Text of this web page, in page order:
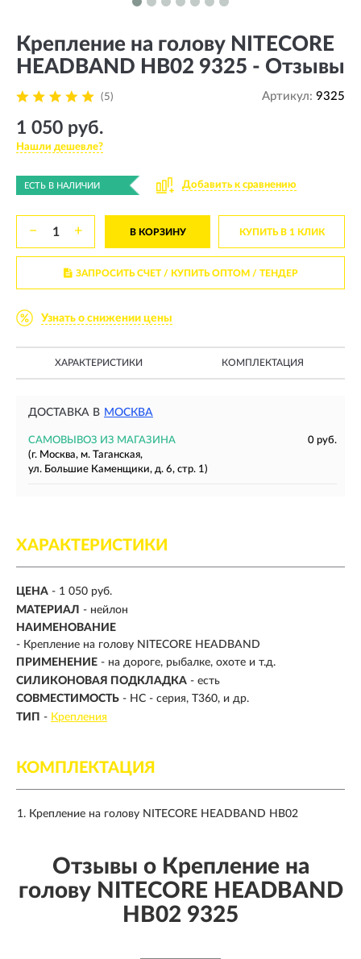
Крепление на голову NITECORE
HEADBAND HB02 9325 - Отзывы
(5) Артикул: 9325
1 050 руб.
Нашли дешевле?
ЕСТЬ В НАЛИЧИИ Добавить к сравнению
− + В КОРЗИНУ КУПИТЬ В 1 КЛИК
ЗАПРОСИТЬ СЧЕТ / КУПИТЬ ОПТОМ/ ТЕНДЕР
Узнать о снижении цены
ХАРАКТЕРИСТИКИ КОМПЛЕКТАЦИЯ
ДОСТАВКА В МОСКВА
САМОВЫВОЗ ИЗ МАГАЗИНА
0 руб.
(г. Москва, м. Таганская,
ул. Большие Каменщики, д. 6, стр. 1)
ХАРАКТЕРИСТИКИ
ЦЕНА - 1 050 руб.
МАТЕРИАЛ - нейлон
НАИМЕНОВАНИЕ
- Крепление на голову NITECORE HEADBAND
ПРИМЕНЕНИЕ - на дороге, рыбалке, охоте и т.д.
СИЛИКОНОВАЯ ПОДКЛАДКА - есть
СОВМЕСТИМОСТЬ - HC - серия, T360, и др.
ТИП - Крепления
КОМПЛЕКТАЦИЯ
Крепление на голову NITECORE HEADBAND HB02
Отзывы о Крепление на
голову NITECORE HEADBAND
HB02 9325